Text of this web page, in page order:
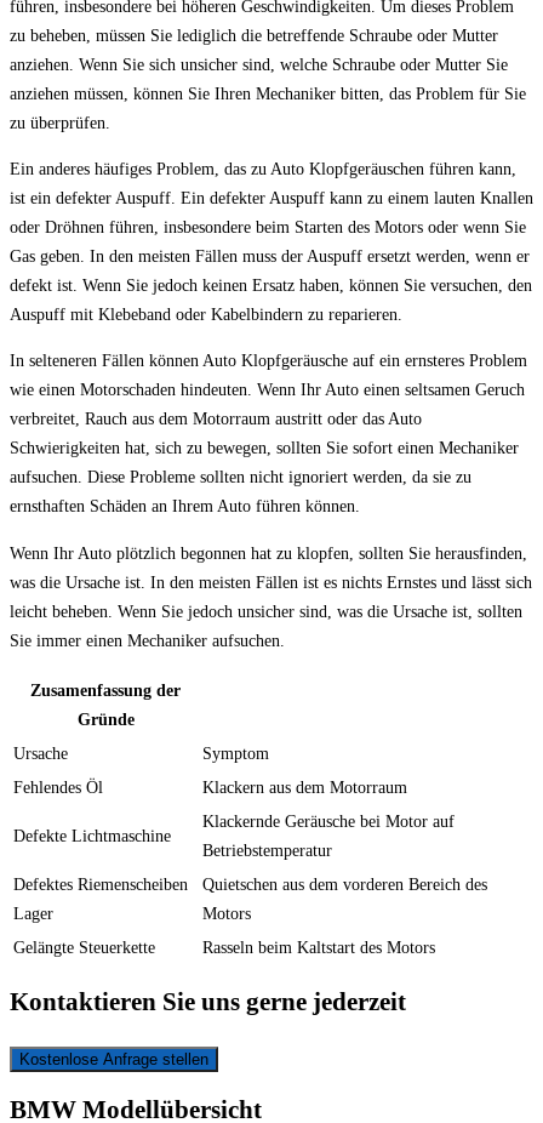
führen, insbesondere bei höheren Geschwindigkeiten. Um dieses Problem
zu beheben, müssen Sie lediglich die betreffende Schraube oder Mutter
anziehen. Wenn Sie sich unsicher sind, welche Schraube oder Mutter Sie
anziehen müssen, können Sie Ihren Mechaniker bitten, das Problem für Sie
zu überprüfen.
Ein anderes häufiges Problem, das zu Auto Klopfgeräuschen führen kann,
ist ein defekter Auspuff. Ein defekter Auspuff kann zu einem lauten Knallen
oder Dröhnen führen, insbesondere beim Starten des Motors oder wenn Sie
Gas geben. In den meisten Fällen muss der Auspuff ersetzt werden, wenn er
defekt ist. Wenn Sie jedoch keinen Ersatz haben, können Sie versuchen, den
Auspuff mit Klebeband oder Kabelbindern zu reparieren.
In selteneren Fällen können Auto Klopfgeräusche auf ein ernsteres Problem
wie einen Motorschaden hindeuten. Wenn Ihr Auto einen seltsamen Geruch
verbreitet, Rauch aus dem Motorraum austritt oder das Auto
Schwierigkeiten hat, sich zu bewegen, sollten Sie sofort einen Mechaniker
aufsuchen. Diese Probleme sollten nicht ignoriert werden, da sie zu
ernsthaften Schäden an Ihrem Auto führen können.
Wenn Ihr Auto plötzlich begonnen hat zu klopfen, sollten Sie herausfinden,
was die Ursache ist. In den meisten Fällen ist es nichts Ernstes und lässt sich
leicht beheben. Wenn Sie jedoch unsicher sind, was die Ursache ist, sollten
Sie immer einen Mechaniker aufsuchen.
Zusamenfassung der
Gründe
Ursache
Symptom
Fehlendes Öl
Klackern aus dem Motorraum
Defekte Lichtmaschine
Klackernde Geräusche bei Motor auf
Betriebstemperatur
Defektes Riemenscheiben
Lager
Quietschen aus dem vorderen Bereich des
Motors
Gelängte Steuerkette
Rasseln beim Kaltstart des Motors
Kontaktieren Sie uns gerne jederzeit
Kostenlose Anfrage stellen
BMW Modellübersicht